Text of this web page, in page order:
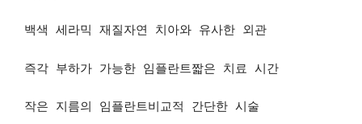
백색 세라믹 재질자연 치아와 유사한 외관
즉각 부하가 가능한 임플란트짧은 치료 시간
작은 지름의 임플란트비교적 간단한 시술